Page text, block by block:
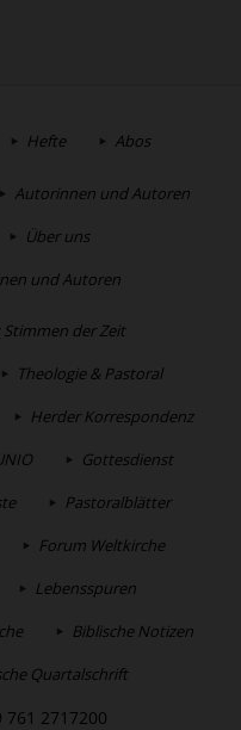
Hefte Abos
Autorinnen und Autoren
Über uns
und Autoren
Stimmen der Zeit
Theologie & Pastoral
Herder Korrespondenz
Gottesdienst
Pastoralblätter
Forum Weltkirche
Lebensspuren
Biblische Notizen
Quartalschrift
761 2717200